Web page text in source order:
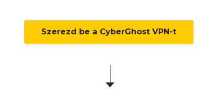
Szerezd be a CyberGhost VPN-t